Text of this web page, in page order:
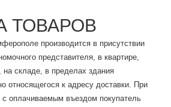
ТОВАРОВ
производится в присутствии
представителя, в квартире,
складе, в пределах здания
относящегося к адресу доставки. При
с оплачиваемым въездом покупатель